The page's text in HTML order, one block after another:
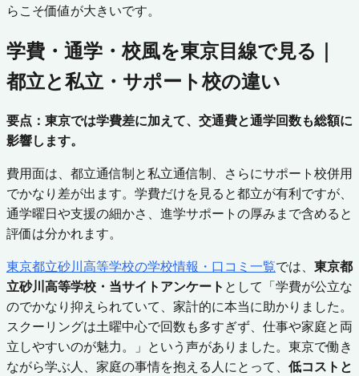
らこそ価値が大きいです。
学費・通学・校風を東京目線で見る｜
都立と私立・サポート校の違い
要点：東京では学費差に加えて、交通費と通学回数も総額に
影響します。
費用面は、都立通信制と私立通信制、さらにサポート校併用
でかなり差が出ます。学費だけを見ると都立が有利ですが、
通学曜日や支援の細かさ、進学サポートの厚みまで含めると
評価は分かれます。
東京都立砂川高等学校の学校情報・口コミ一覧では、 東京都
立砂川高等学校・当サイトアンケート として「学費が公立な
のでかなり抑えられていて、家計的に本当に助かりました。
スクーリングは土曜中心で回数も多すぎず、仕事や家庭と両
立しやすいのが魅力。」という声がありました。東京で働き
ながら学ぶ人、家庭の事情を抱える人にとって、 低コストと